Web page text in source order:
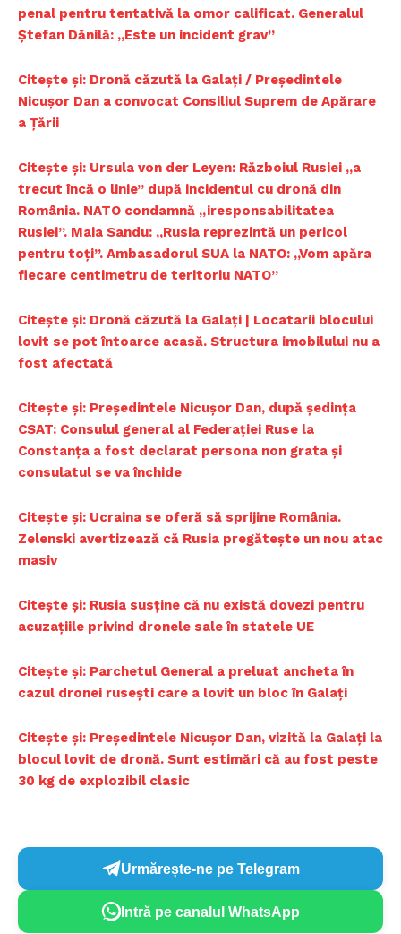
Un proiect
PRESShub
Despre noi / Echipa
Proiecte editoriale
Contact
penal pentru tentativă la omor calificat. Generalul
Ștefan Dănilă: „Este un incident grav”
Citește și: Dronă căzută la Galați / Președintele
Nicușor Dan a convocat Consiliul Suprem de Apărare
a Țării
Citește și: Ursula von der Leyen: Războiul Rusiei „a
trecut încă o linie” după incidentul cu dronă din
România. NATO condamnă „iresponsabilitatea
Rusiei”. Maia Sandu: „Rusia reprezintă un pericol
pentru toți”. Ambasadorul SUA la NATO: „Vom apăra
fiecare centimetru de teritoriu NATO”
Citește și: Dronă căzută la Galaţi | Locatarii blocului
lovit se pot întoarce acasă. Structura imobilului nu a
fost afectată
Citește și: Președintele Nicușor Dan, după ședința
CSAT: Consulul general al Federației Ruse la
Constanța a fost declarat persona non grata și
consulatul se va închide
Citește și: Ucraina se oferă să sprijine România.
Zelenski avertizează că Rusia pregătește un nou atac
masiv
Citește și: Rusia susține că nu există dovezi pentru
acuzațiile privind dronele sale în statele UE
Citește și: Parchetul General a preluat ancheta în
cazul dronei rusești care a lovit un bloc în Galați
Citește și: Președintele Nicuşor Dan, vizită la Galați la
blocul lovit de dronă. Sunt estimări că au fost peste
30 kg de explozibil clasic
Urmărește-ne pe Telegram
Intră pe canalul WhatsApp